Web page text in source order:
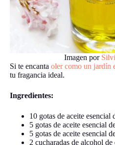
Imagen por
Si te encanta oler como un jardín
tu fragancia ideal.
Ingredientes:
10 gotas de aceite esencial
5 gotas de aceite esencial
5 gotas de aceite esencial
2 cucharadas de alcohol de